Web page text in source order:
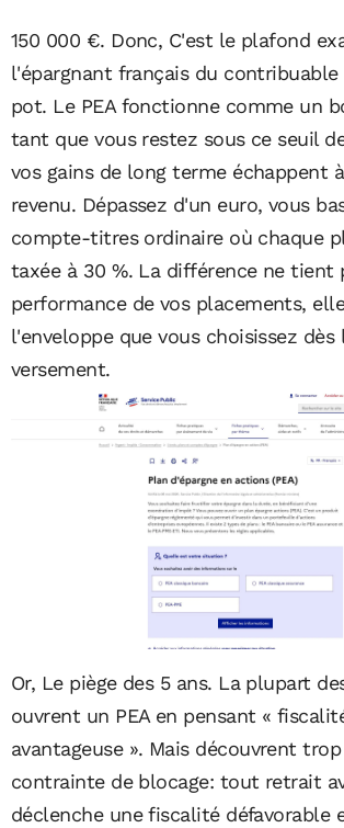
150 000 €. Donc, C'est le plafond
l'épargnant français du
pot. Le PEA fonctionne comme un
tant que vous restez sous ce seuil
vos gains de long terme échappent
revenu. Dépassez d'un euro, vous
compte-titres ordinaire où chaque
taxée à 30 %. La différence ne tient
performance de vos placements,
l'enveloppe que vous choisissez dès
versement.
Or, Le piège des 5 ans. La plupart
ouvrent un PEA en pensant «
avantageuse ». Mais découvrent
contrainte de blocage: tout retrait
déclenche une fiscalité défavorable